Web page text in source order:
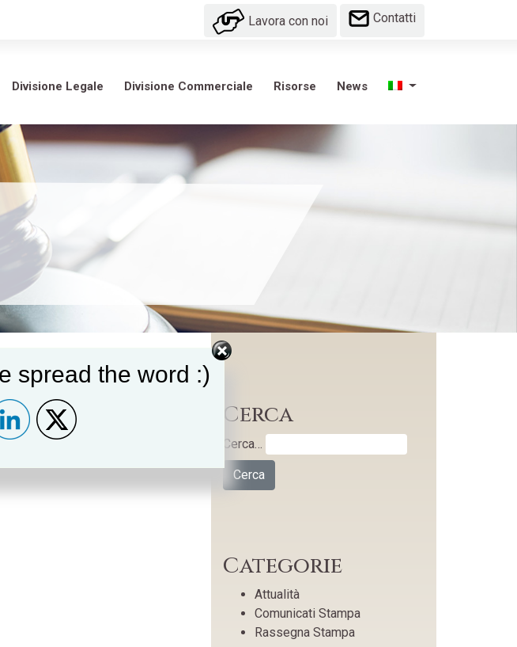
Lavora con noi Contatti
Divisione Legale Divisione Commerciale Risorse News
Cerca
Cerca…
Categorie
Attualità
Comunicati Stampa
Rassegna Stampa
spread the word :)